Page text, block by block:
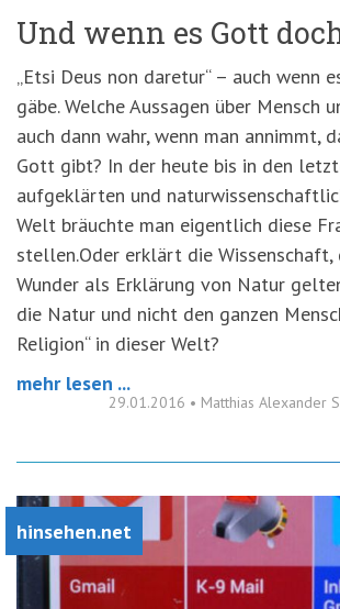
Und wenn es Gott
„Etsi Deus non daretur“ – auch wenn
gäbe. Welche Aussagen über Mensch
auch dann wahr, wenn man annimmt,
Gott gibt? In der heute bis in den
aufgeklärten und
Welt bräuchte man eigentlich diese
stellen.Oder erklärt die Wissenschaft,
Wunder als Erklärung von Natur
die Natur und nicht den ganzen
Religion“ in dieser Welt?
mehr lesen ...
29.01.2016 • Matthias Alexander
hinsehen.net